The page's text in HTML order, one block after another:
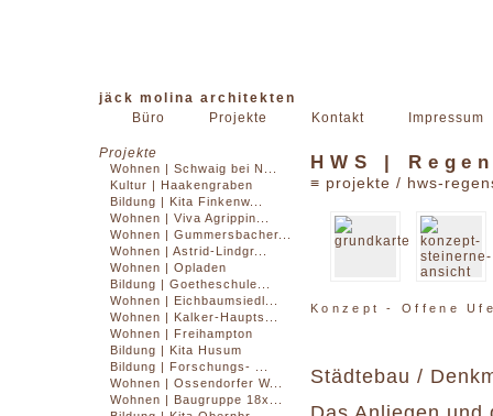
jäck molina architekten
Büro
Projekte Kontakt Impressum
Projekte
Wohnen | Schwaig bei N...
Kultur | Haakengraben
Bildung | Kita Finkenw...
Wohnen | Viva Agrippin...
Wohnen | Gummersbacher...
Wohnen | Astrid-Lindgr...
Wohnen | Opladen
Bildung | Goetheschule...
Wohnen | Eichbaumsiedl...
Wohnen | Kalker-Haupts...
Wohnen | Freihampton
Bildung | Kita Husum
Bildung | Forschungs- ...
Wohnen | Ossendorfer W...
Wohnen | Baugruppe 18x...
HWS |
≡ projekte / hws-
Konzept - Offene
Städtebau /